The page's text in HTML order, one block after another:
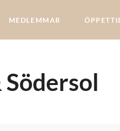
MEDLEMMAR